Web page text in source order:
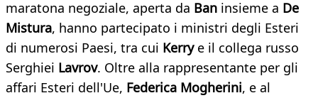
maratona negoziale, aperta da Ban insieme a De
Mistura, hanno partecipato i ministri degli Esteri
di numerosi Paesi, tra cui Kerry e il collega russo
Serghiei Lavrov. Oltre alla rappresentante per gli
affari Esteri dell'Ue, Federica Mogherini, e al